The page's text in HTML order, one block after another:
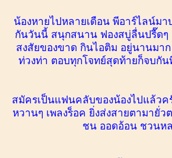
น้องหายไปหลายเดือน พีอาร์ไลน์ม
กันวันนี้ สนุกสนาน ฟองสบู่ลื่นปรื๊ดๆ
สงสัยของขาด กินไอติม อยู่นานมาก
ท่วงท่า ตอบทุกโจทย์สุดท้ายก็จบกั
สมัครเป็นแฟนคลับของน้องไปแล้วค
หวานๆ เพลงร็อค ยิ่งส่งสายตามายั่
ชน ออดอ้อน ชวนหล